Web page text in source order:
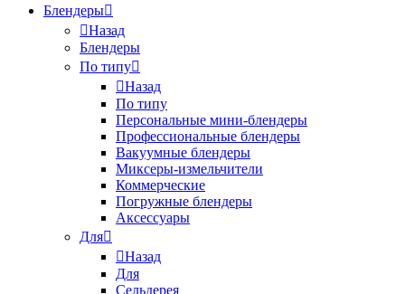
Блендеры
Назад
Блендеры
По типу
Назад
По типу
Персональные мини-блендеры
Профессиональные блендеры
Вакуумные блендеры
Миксеры-измельчители
Коммерческие
Погружные блендеры
Аксессуары
Для
Назад
Для
Сельдерея